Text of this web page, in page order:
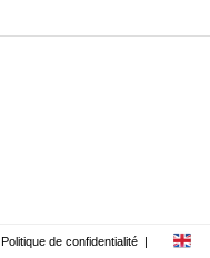
Politique de confidentialité |